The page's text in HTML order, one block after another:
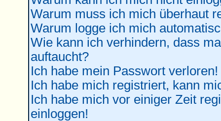
Warum muss ich mich überhaut
Warum logge ich mich
Wie kann ich verhindern, dass
auftaucht?
Ich habe mein Passwort verloren!
Ich habe mich registriert, kann
Ich habe mich vor einiger Zeit
einloggen!